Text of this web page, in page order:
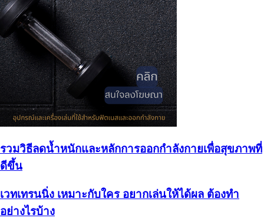
รวมวิธีลดน้ำหนักและหลักการออกกำลังกายเพื่อสุขภาพที่
ดีขึ้น
เวทเทรนนิ่ง เหมาะกับใคร อยากเล่นให้ได้ผล ต้องทำ
อย่างไรบ้าง